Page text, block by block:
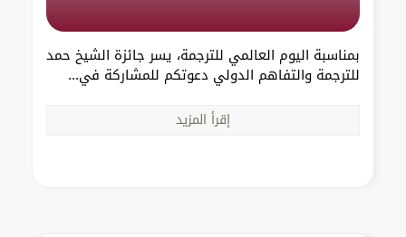
بمناسبة اليوم العالمي للترجمة، يسر جائزة الشيخ حمد
للترجمة والتفاهم الدولي دعوتكم للمشاركة في...
إقرأ المزيد